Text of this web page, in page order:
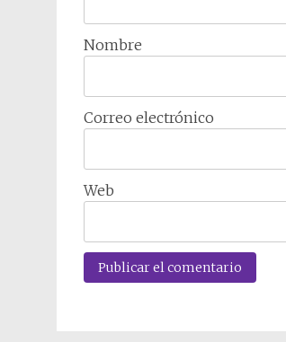
Nombre
Correo electrónico
Web